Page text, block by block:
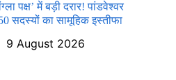
पक्ष’ में बड़ी दरार! पांडवेश्वर
सदस्यों का सामूहिक इस्तीफा
9 August 2026